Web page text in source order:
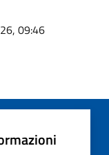
09:46